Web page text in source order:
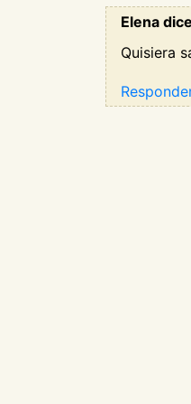
Elena
Quisiera